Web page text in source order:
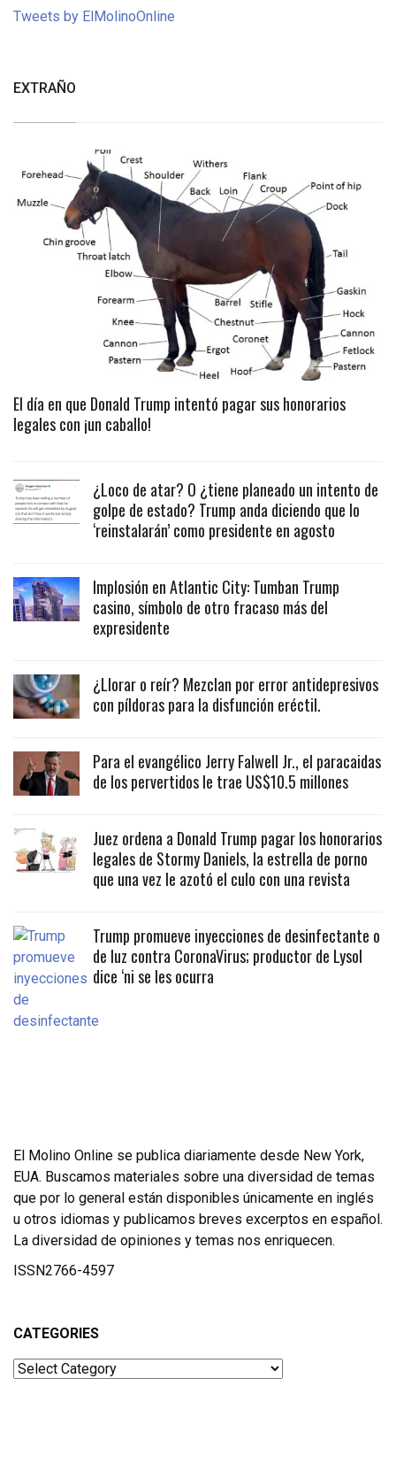
Tweets by ElMolinoOnline
EXTRAÑO
El día en que Donald Trump intentó pagar sus honorarios
legales con ¡un caballo!
¿Loco de atar? O ¿tiene planeado un intento de
golpe de estado? Trump anda diciendo que lo
‘reinstalarán’ como presidente en agosto
Implosión en Atlantic City: Tumban Trump
casino, símbolo de otro fracaso más del
expresidente
¿Llorar o reír? Mezclan por error antidepresivos
con píldoras para la disfunción eréctil.
Para el evangélico Jerry Falwell Jr., el paracaidas
de los pervertidos le trae US$10.5 millones
Juez ordena a Donald Trump pagar los honorarios
legales de Stormy Daniels, la estrella de porno
que una vez le azotó el culo con una revista
Trump promueve inyecciones de desinfectante o
de luz contra CoronaVirus; productor de Lysol
dice ‘ni se les ocurra
El Molino Online se publica diariamente desde New York,
EUA. Buscamos materiales sobre una diversidad de temas
que por lo general están disponibles únicamente en inglés
u otros idiomas y publicamos breves excerptos en español.
La diversidad de opiniones y temas nos enriquecen.
ISSN2766-4597
CATEGORIES
Categories